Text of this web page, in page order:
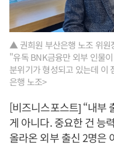
▲ 권희원 부산은행 노조 위원
"유독 BNK금융만 외부 인물
분위기가 형성되고 있는데 이
은행 노조>
[비즈니스포스트] “내부
게 아니다. 중요한 건 능
올라온 외부 출신 2명은